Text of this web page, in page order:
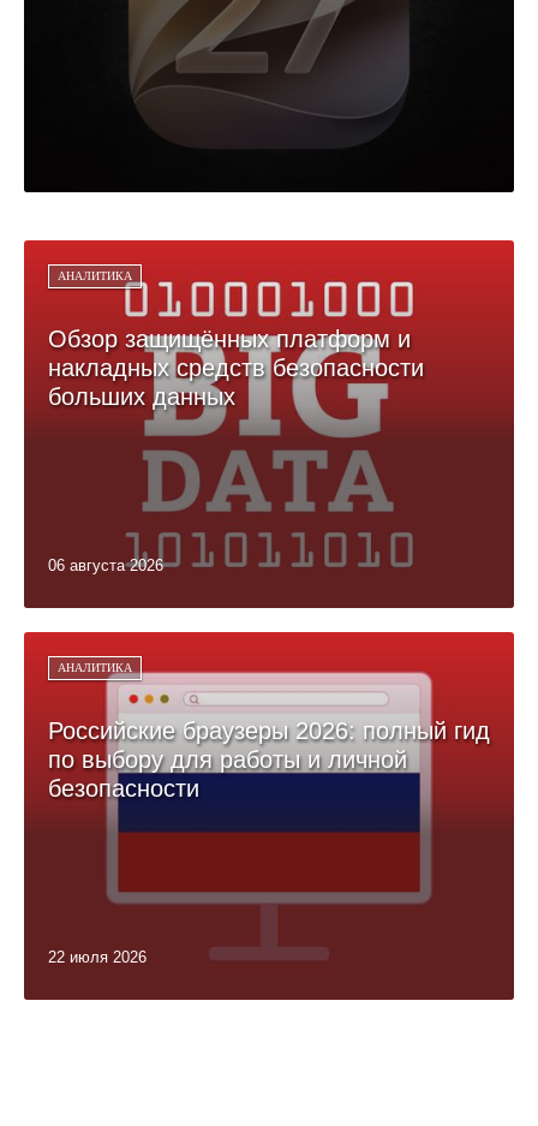
АНАЛИТИКА
Обзор защищённых платформ и
накладных средств безопасности
больших данных
06 августа 2026
АНАЛИТИКА
Российские браузеры 2026: полный гид
по выбору для работы и личной
безопасности
22 июля 2026